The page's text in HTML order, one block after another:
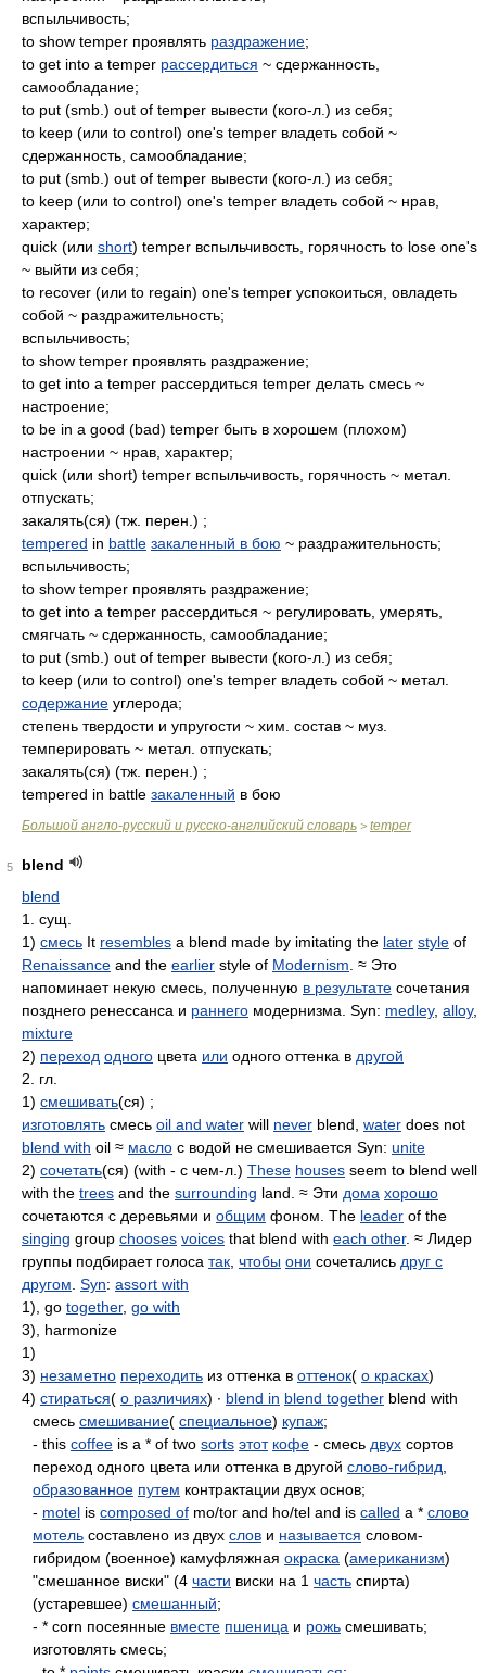
вспыльчивость;
to show temper проявлять раздражение;
to get into a temper рассердиться ~ сдержанность,
самообладание;
to put (smb.) out of temper вывести (кого-л.) из себя;
to keep (или to control) one's temper владеть собой ~
сдержанность, самообладание;
to put (smb.) out of temper вывести (кого-л.) из себя;
to keep (или to control) one's temper владеть собой ~ нрав,
характер;
quick (или short) temper вспыльчивость, горячность to lose one's
~ выйти из себя;
to recover (или to regain) one's temper успокоиться, овладеть
собой ~ раздражительность;
вспыльчивость;
to show temper проявлять раздражение;
to get into a temper рассердиться temper делать смесь ~
настроение;
to be in a good (bad) temper быть в хорошем (плохом)
настроении ~ нрав, характер;
quick (или short) temper вспыльчивость, горячность ~ метал.
отпускать;
закалять(ся) (тж. перен.) ;
tempered in battle закаленный в бою ~ раздражительность;
вспыльчивость;
to show temper проявлять раздражение;
to get into a temper рассердиться ~ регулировать, умерять,
смягчать ~ сдержанность, самообладание;
to put (smb.) out of temper вывести (кого-л.) из себя;
to keep (или to control) one's temper владеть собой ~ метал.
содержание углерода;
степень твердости и упругости ~ хим. состав ~ муз.
темперировать ~ метал. отпускать;
закалять(ся) (тж. перен.) ;
tempered in battle закаленный в бою
Большой англо-русский и русско-английский словарь > temper
5
blend
blend
1. сущ.
1) смесь It resembles a blend made by imitating the later style of
Renaissance and the earlier style of Modernism . ≈ Это
напоминает некую смесь, полученную в результате сочетания
позднего ренессанса и раннего модернизма. Syn: medley, alloy,
mixture
2) переход одного цвета или одного оттенка в другой
2. гл.
1) смешивать(ся) ;
изготовлять смесь oil and water will never blend, water does not
blend with oil ≈ масло с водой не смешивается Syn: unite
2) сочетать(ся) (with - с чем-л.) These houses seem to blend well
with the trees and the surrounding land. ≈ Эти дома хорошо
сочетаются с деревьями и общим фоном. The leader of the
singing group chooses voices that blend with each other. ≈ Лидер
группы подбирает голоса так чтобы они сочетались друг с
другом Syn: assort with
1), go together, go with
3), harmonize
1)
3) незаметно переходить из оттенка в оттенок( о красках)
4) стираться( о различиях) ∙ blend in blend together blend with
смесь смешивание( специальное) купаж;
- this coffee is a * of two sorts этот кофе - смесь двух сортов
переход одного цвета или оттенка в другой слово-гибрид
образованное путем контрактации двух основ;
- motel is composed of mo/tor and ho/tel and is called a * слово
мотель составлено из двух слов и называется словом-
гибридом (военное) камуфляжная окраска (американизм)
"смешанное виски" (4 части виски на 1 часть спирта)
(устаревшее) смешанный;
- * corn посеянные вместе пшеница и рожь смешивать;
изготовлять смесь;